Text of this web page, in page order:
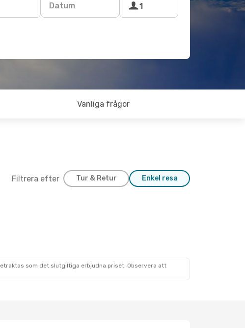
Datum 1
Vanliga frågor
Filtrera efter Tur & Retur Enkel resa
som det slutgiltiga erbjudna priset. Observera att